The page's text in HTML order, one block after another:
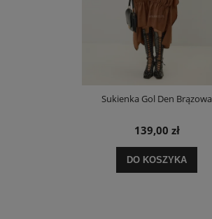
Sukienka Gol Den Brązowa
139,00 zł
DO KOSZYKA